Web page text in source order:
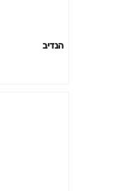
הנדיב